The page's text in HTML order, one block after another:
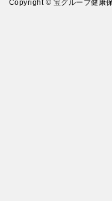
Copyright © 宝グループ健康